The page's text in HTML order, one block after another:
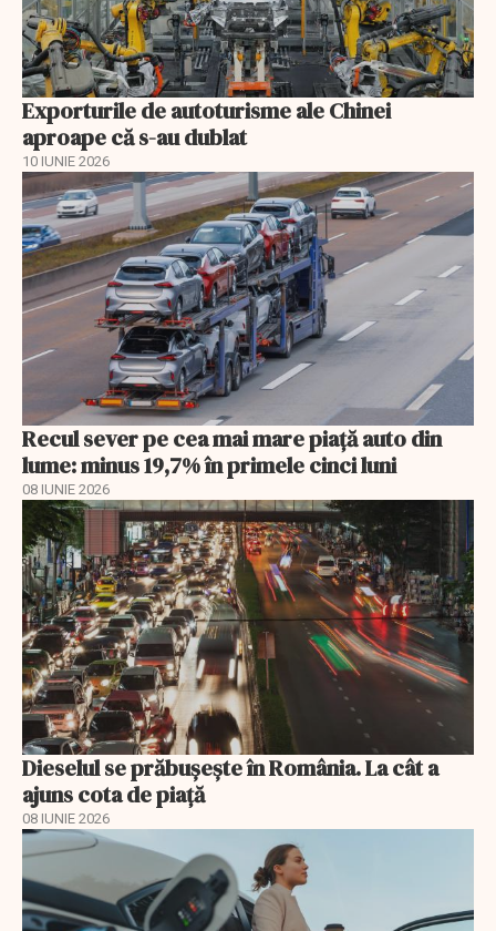
Exporturile de autoturisme ale Chinei
aproape că s-au dublat
10 IUNIE 2026
Recul sever pe cea mai mare piață auto din
lume: minus 19,7% în primele cinci luni
08 IUNIE 2026
Dieselul se prăbușește în România. La cât a
ajuns cota de piață
08 IUNIE 2026